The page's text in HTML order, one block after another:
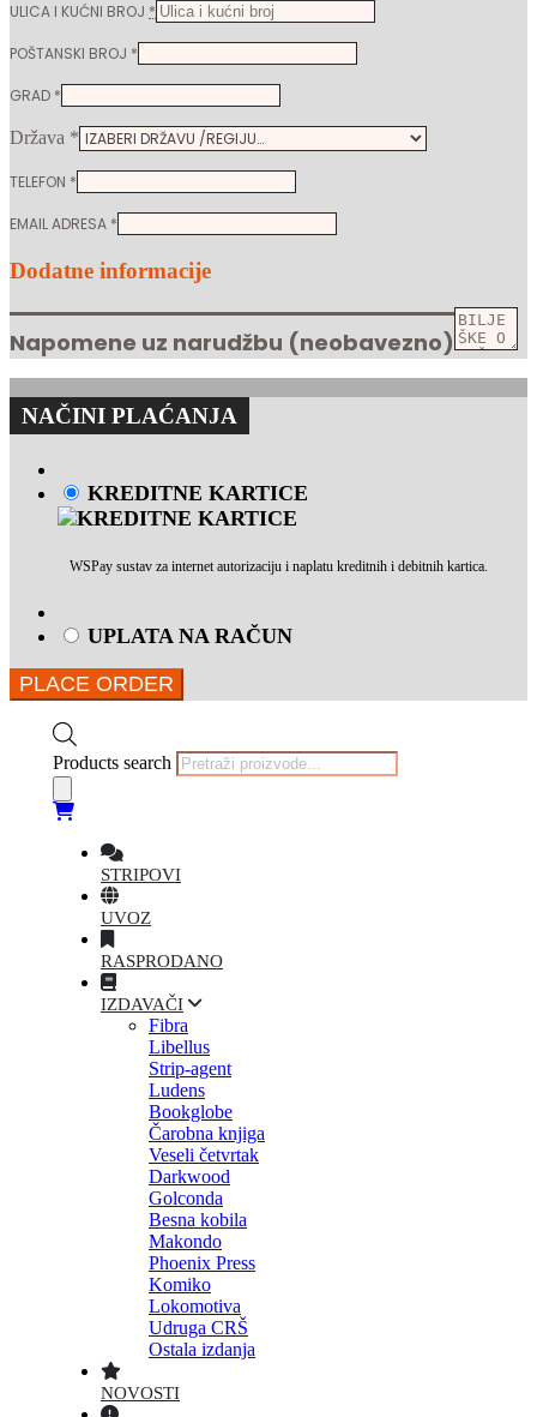
ULICA I KUĆNI BROJ *
POŠTANSKI BROJ *
GRAD *
Država *
TELEFON *
EMAIL ADRESA *
Dodatne informacije
Napomene uz narudžbu (neobavezno)
NAČINI PLAĆANJA
KREDITNE KARTICE
WSPay sustav za internet autorizaciju i naplatu kreditnih i debitnih kartica.
UPLATA NA RAČUN
PLACE ORDER
Products search
STRIPOVI
UVOZ
RASPRODANO
IZDAVAČI
Fibra
Libellus
Strip-agent
Ludens
Bookglobe
Čarobna knjiga
Veseli četvrtak
Darkwood
Golconda
Besna kobila
Makondo
Phoenix Press
Komiko
Lokomotiva
Udruga CRŠ
Ostala izdanja
NOVOSTI